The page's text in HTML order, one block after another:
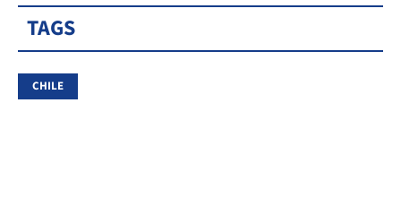
TAGS
CHILE